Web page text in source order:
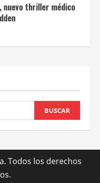
nuevo thriller médico
Todos los derechos